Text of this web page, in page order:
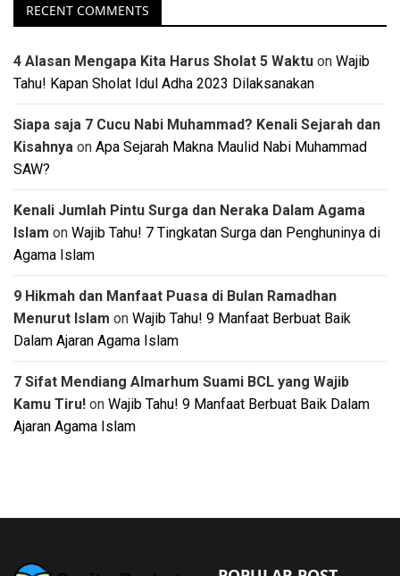
RECENT COMMENTS
4 Alasan Mengapa Kita Harus Sholat 5 Waktu on Wajib
Tahu! Kapan Sholat Idul Adha 2023 Dilaksanakan
Siapa saja 7 Cucu Nabi Muhammad? Kenali Sejarah dan
Kisahnya on Apa Sejarah Makna Maulid Nabi Muhammad
SAW?
Kenali Jumlah Pintu Surga dan Neraka Dalam Agama
Islam on Wajib Tahu! 7 Tingkatan Surga dan Penghuninya di
Agama Islam
9 Hikmah dan Manfaat Puasa di Bulan Ramadhan
Menurut Islam on Wajib Tahu! 9 Manfaat Berbuat Baik
Dalam Ajaran Agama Islam
7 Sifat Mendiang Almarhum Suami BCL yang Wajib
Kamu Tiru! on Wajib Tahu! 9 Manfaat Berbuat Baik Dalam
Ajaran Agama Islam